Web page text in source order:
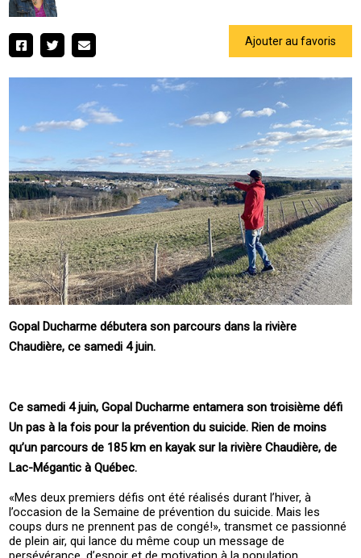
Ajouter au favoris
Gopal Ducharme débutera son parcours dans la rivière
Chaudière, ce samedi 4 juin.
Ce samedi 4 juin, Gopal Ducharme entamera son troisième défi
Un pas à la fois pour la prévention du suicide. Rien de moins
qu’un parcours de 185 km en kayak sur la rivière Chaudière, de
Lac-Mégantic à Québec.
«Mes deux premiers défis ont été réalisés durant l’hiver, à
l’occasion de la Semaine de prévention du suicide. Mais les
coups durs ne prennent pas de congé!», transmet ce passionné
de plein air, qui lance du même coup un message de